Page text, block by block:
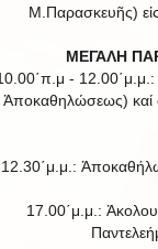
Μ.Παρασκευῆς)
ΜΕΓΑΛΗ
-
Ἀποκαθηλώσεως) καί
12.30΄μ.μ.:
17.00΄μ.μ.: